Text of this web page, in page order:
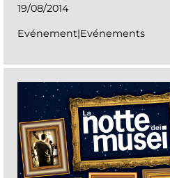
19/08/2014
Evénement|Evénements